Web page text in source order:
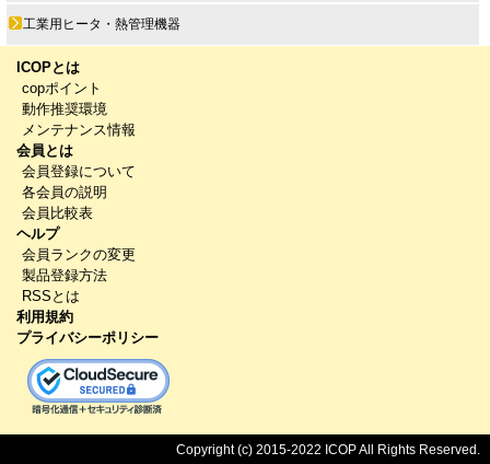
工業用ヒータ・熱管理機器
ICOPとは
copポイント
動作推奨環境
メンテナンス情報
会員とは
会員登録について
各会員の説明
会員比較表
ヘルプ
会員ランクの変更
製品登録方法
RSSとは
利用規約
プライバシーポリシー
Copyright (c) 2015-2022 ICOP All Rights Reserved.